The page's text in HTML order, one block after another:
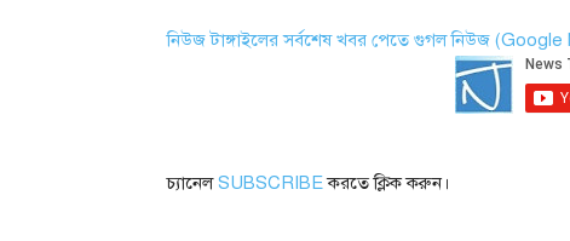
নিউজ টাঙ্গাইলের সর্বশেষ খবর পেতে গুগল নিউজ
চ্যানেলSUBSCRIBEকরতে ক্লিক করুন।